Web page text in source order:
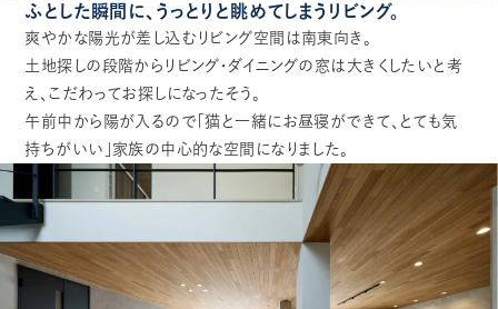
ふとした瞬間に、うっとりと眺めてしまうリビング。
爽やかな陽光が差し込むリビング空間は南東向き。
土地探しの段階からリビング・ダイニングの窓は大きくしたいと考
え、こだわってお探しになったそう。
午前中から陽が入るので「猫と一緒にお昼寝ができて、とても気
持ちがいい」家族の中心的な空間になりました。